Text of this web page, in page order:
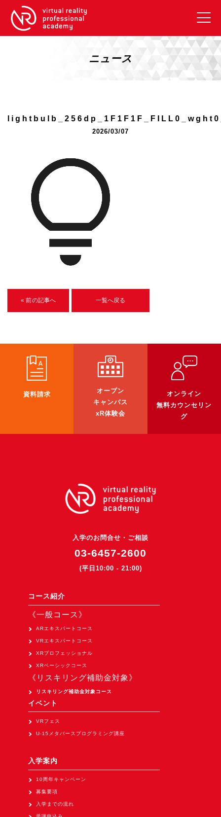
VRアカデミーとは
【2026年10月】ARエキスパートコース
【2026年10月】XRプロフェッショナル
《リスキリング補助金コース》
リスキリング補助金対象コース説明
《SDGs》
U-15メタバースプログラミング講座
イベント
企業向け
3D Gaussian Splatting アプリ開発研修
《最新プロダクト》
MR体験型研修プラットフォーム『LegacyLink XR』2025年10月
バーチャルイベントプラットフォーム『MetaLiveStage』2025年
3D空間キャプチャーアプリ『Qoocan』
製造現場を革新する！『XR Worksupport Hub』開発中
>XR Museum『Artlogue』開発中
《企業研修》
Apple Vision Pro アプリ開発研修
HoloLens 2 アプリ開発研修
《研究会》
《展示会》
（1/8～10東京ビッグサイト）に出展。
オートモーティブワールド2026
（1/21～23東京ビッグサイト）に出展。
Tsumiki Community Day 2026
ニュース
2026/03/07
« 前の記事へ 一覧へ戻る
資料請求
オープン
キャンパス
xR体験会
オンライン
無料カウンセリン
グ
入学のお問合せ・ご相談
03-6457-2600
(平日10:00 - 21:00)
コース紹介
《一般コース》
ARエキスパートコース
VRエキスパートコース
XRプロフェッショナル
XRベーシックコース
《リスキリング補助金対象》
リスキリング補助金対象コース
イベント
VRフェス
U-15メタバースプログラミング講座
入学案内
10周年キャンペーン
募集要項
入学までの流れ